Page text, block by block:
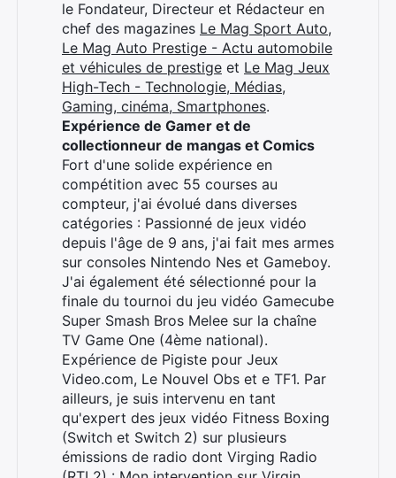
le Fondateur, Directeur et Rédacteur en
chef des magazines Le Mag Sport Auto,
Le Mag Auto Prestige - Actu automobile
et véhicules de prestige et Le Mag Jeux
High-Tech - Technologie, Médias,
Gaming, cinéma, Smartphones.
Expérience de Gamer et de
collectionneur de mangas et Comics
Fort d'une solide expérience en
compétition avec 55 courses au
compteur, j'ai évolué dans diverses
catégories : Passionné de jeux vidéo
depuis l'âge de 9 ans, j'ai fait mes armes
sur consoles Nintendo Nes et Gameboy.
J'ai également été sélectionné pour la
finale du tournoi du jeu vidéo Gamecube
Super Smash Bros Melee sur la chaîne
TV Game One (4ème national).
Expérience de Pigiste pour Jeux
Video.com, Le Nouvel Obs et e TF1. Par
ailleurs, je suis intervenu en tant
qu'expert des jeux vidéo Fitness Boxing
(Switch et Switch 2) sur plusieurs
émissions de radio dont Virging Radio